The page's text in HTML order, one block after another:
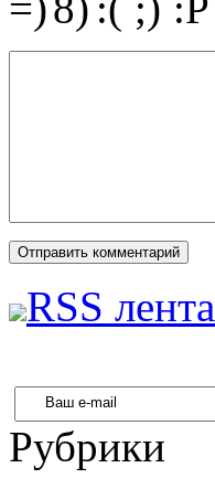
RSS лента
Рубрики